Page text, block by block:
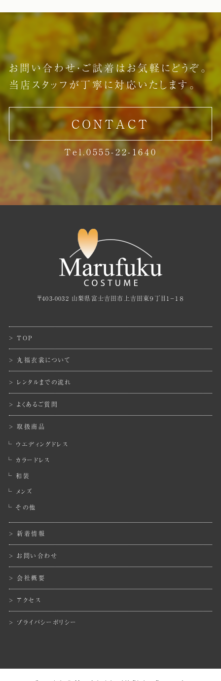
お問い合わせ・ご試着はお気軽にどうぞ。
当店スタッフが丁寧に対応いたします。
CONTACT
Tel.0555-22-1640
〒403-0032 山梨県富士吉田市上吉田東９丁目１−１８
TOP
丸福衣裳について
レンタルまでの流れ
よくあるご質問
取扱商品
ウエディングドレス
カラードレス
和装
メンズ
その他
新着情報
お問い合わせ
会社概要
アクセス
プライバシーポリシー